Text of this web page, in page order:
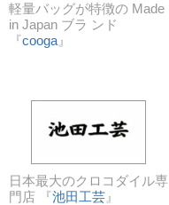
軽量バッグが特徴の Made
in Japan ブラ ンド
『cooga 』
日本最大のクロコダイル専
門店 『池田工芸 』